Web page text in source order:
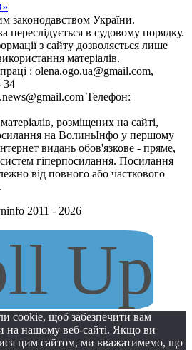
законодавством України.
переслідується в судовому порядку.
з сайту дозволяється лише
матеріалів.
: olena.ogo.ua@gmail.com,
34
Телефон:
розміщених на сайті,
на ВолиньІнфо у першому
видань обов'язкове - пряме,
гіперпосилання. Посилання
від повного або часткового
2011 - 2026
Up
cookie, щоб забезпечити вам
на нашому веб-сайті. Якщо ви
цим сайтом, ми вважатимемо, що